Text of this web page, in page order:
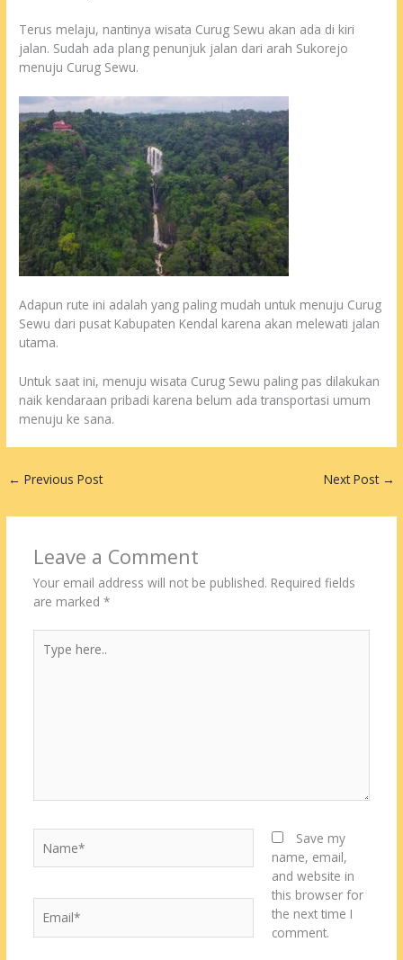
Terus melaju, nantinya wisata Curug Sewu akan ada di kiri
jalan. Sudah ada plang penunjuk jalan dari arah Sukorejo
menuju Curug Sewu.
Adapun rute ini adalah yang paling mudah untuk menuju Curug
Sewu dari pusat Kabupaten Kendal karena akan melewati jalan
utama.
Untuk saat ini, menuju wisata Curug Sewu paling pas dilakukan
naik kendaraan pribadi karena belum ada transportasi umum
menuju ke sana.
← Previous Post Next Post →
Leave a Comment
Your email address will not be published. Required fields
are marked *
here..
Save my
name, email,
and website in
this browser for
the next time I
comment.